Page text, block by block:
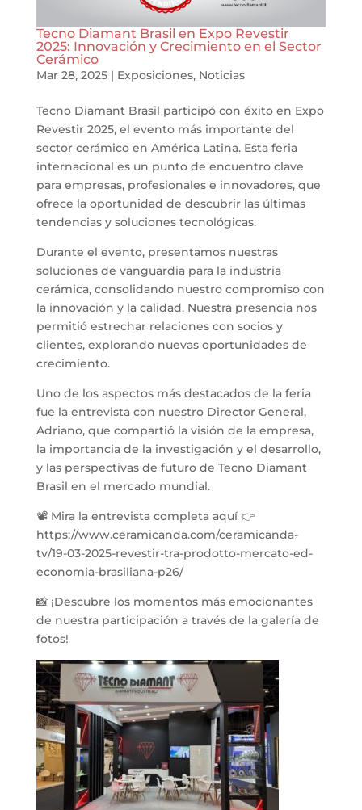
Tecno Diamant Brasil en Expo Revestir
2025: Innovación y Crecimiento en el Sector
Cerámico
Mar 28, 2025| Exposiciones, Noticias
Tecno Diamant Brasil participó con éxito en Expo
Revestir 2025, el evento más importante del
sector cerámico en América Latina. Esta feria
internacional es un punto de encuentro clave
para empresas, profesionales e innovadores, que
ofrece la oportunidad de descubrir las últimas
tendencias y soluciones tecnológicas.
Durante el evento, presentamos nuestras
soluciones de vanguardia para la industria
cerámica, consolidando nuestro compromiso con
la innovación y la calidad. Nuestra presencia nos
permitió estrechar relaciones con socios y
clientes, explorando nuevas oportunidades de
crecimiento.
Uno de los aspectos más destacados de la feria
fue la entrevista con nuestro Director General,
Adriano, que compartió la visión de la empresa,
la importancia de la investigación y el desarrollo,
y las perspectivas de futuro de Tecno Diamant
Brasil en el mercado mundial.
📽 Mira la entrevista completa aquí 👉
https://www.ceramicanda.com/ceramicanda-
tv/19-03-2025-revestir-tra-prodotto-mercato-ed-
economia-brasiliana-p26/
📸 ¡Descubre los momentos más emocionantes
de nuestra participación a través de la galería de
fotos!